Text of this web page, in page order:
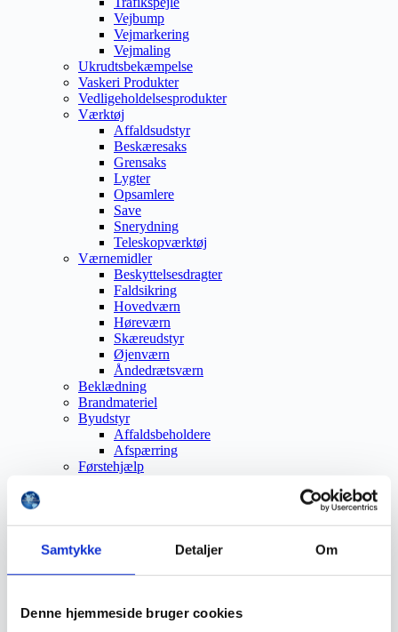
Samtykke Detaljer Om
Denne hjemmeside bruger cookies
Vejbump
Vejmarkering
Vejmaling
Ukrudtsbekæmpelse
Vaskeri Produkter
Vedligeholdelsesprodukter
Værktøj
Affaldsudstyr
Beskæresaks
Grensaks
Lygter
Opsamlere
Save
Snerydning
Teleskopværktøj
Værnemidler
Beskyttelsesdragter
Faldsikring
Hovedværn
Høreværn
Skæreudstyr
Øjenværn
Åndedrætsværn
Beklædning
Brandmateriel
Byudstyr
Affaldsbeholdere
Afspærring
Førstehjælp
Plejeprodukter
Sikkerhedsfodtøj
Sandal
Støvler